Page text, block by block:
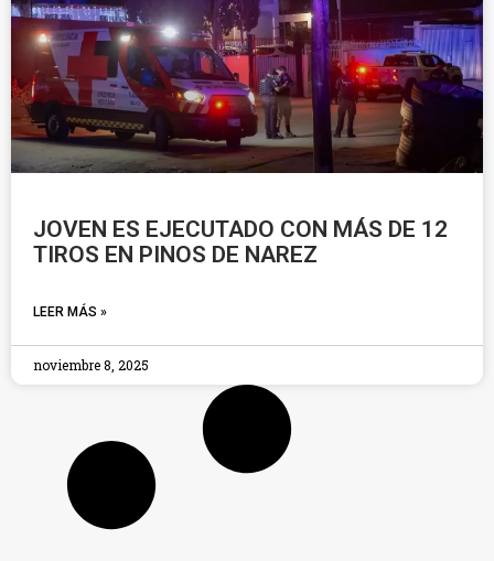
JOVEN ES EJECUTADO CON MÁS DE 12
TIROS EN PINOS DE NAREZ
LEER MÁS »
noviembre 8, 2025